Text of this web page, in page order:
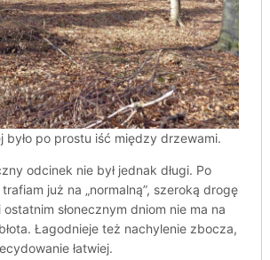
było po prostu iść między drzewami.
odcinek nie był jednak długi. Po
już na „normalną”, szeroką drogę
słonecznym dniom nie ma na
Łagodnieje też nachylenie zbocza,
łatwiej.